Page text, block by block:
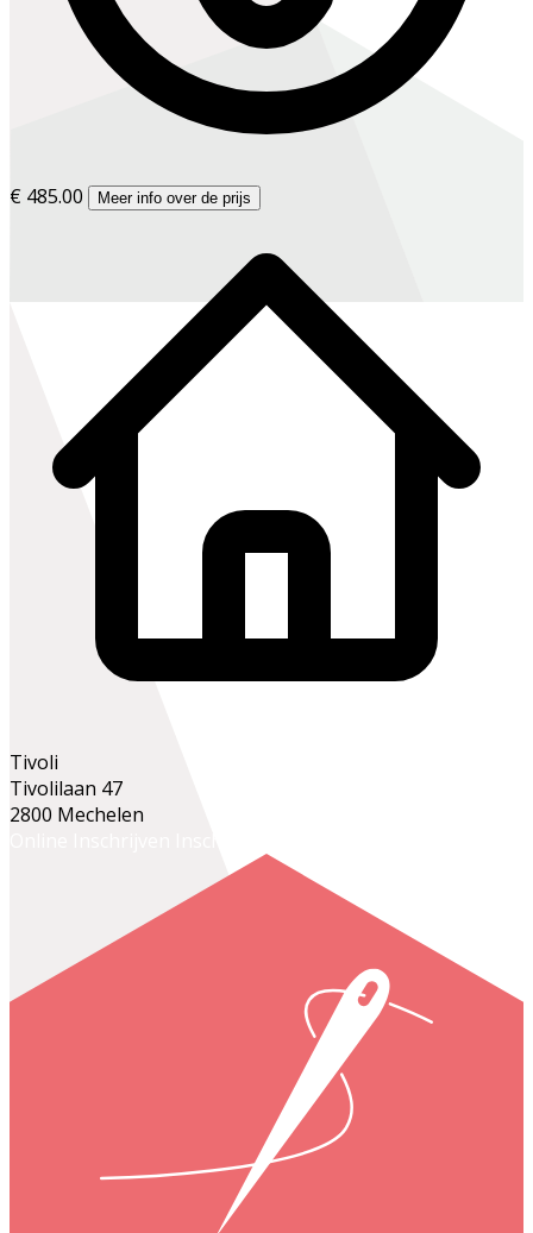
€ 485.00 Meer info over de prijs
Tivoli
Tivolilaan 47
2800 Mechelen